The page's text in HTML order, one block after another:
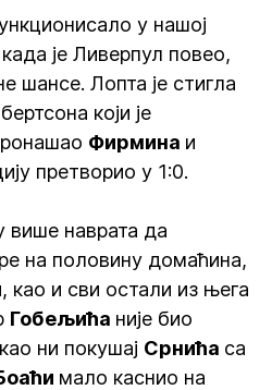
у нашој
је Ливерпул повео,
шансе. Лопта је стигла
који је
Фирмина и
претворио у 1:0.
више наврата да
на половину домаћина,
као и сви остали из њега
Гобељића није био
ни покушај Срнића са
мало каснио на